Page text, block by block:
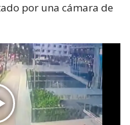
por una cámara de